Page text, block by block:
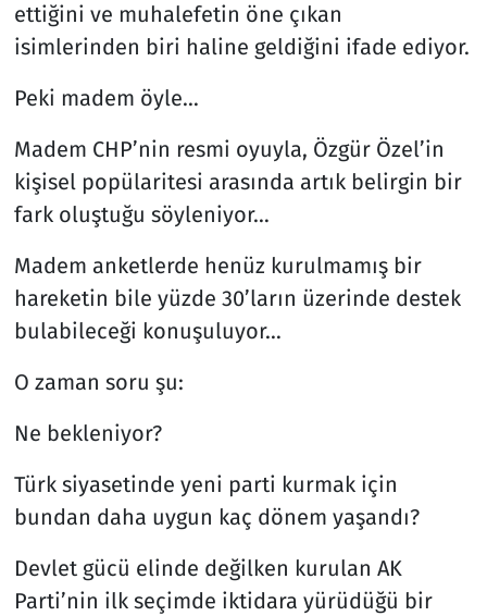
ettiğini ve muhalefetin öne çıkan
isimlerinden biri haline geldiğini ifade ediyor.
Peki madem öyle…
Madem CHP’nin resmi oyuyla, Özgür Özel’in
kişisel popülaritesi arasında artık belirgin bir
fark oluştuğu söyleniyor…
Madem anketlerde henüz kurulmamış bir
hareketin bile yüzde 30’ların üzerinde destek
bulabileceği konuşuluyor…
O zaman soru şu:
Ne bekleniyor?
Türk siyasetinde yeni parti kurmak için
bundan daha uygun kaç dönem yaşandı?
Devlet gücü elinde değilken kurulan AK
Parti’nin ilk seçimde iktidara yürüdüğü bir
Sağlık
Savunma Sanayi
Seçim 2023
Spor
Teknoloji ve Bilim
Televizyon